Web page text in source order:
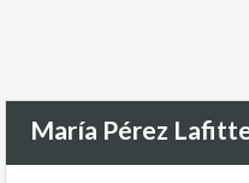
María Pérez